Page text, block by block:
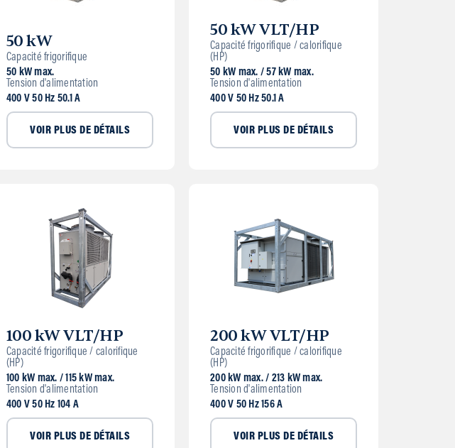
50 kW
Capacité frigorifique
50 kW max.
Tension d'alimentation
400 V 50 Hz 50.1 A
VOIR PLUS DE DÉTAILS
50 kW VLT/HP
Capacité frigorifique / calorifique
(HP)
50 kW max. / 57 kW max.
Tension d'alimentation
400 V 50 Hz 50.1 A
VOIR PLUS DE DÉTAILS
100 kW VLT/HP
Capacité frigorifique / calorifique
(HP)
100 kW max. / 115 kW max.
Tension d'alimentation
400 V 50 Hz 104 A
VOIR PLUS DE DÉTAILS
200 kW VLT/HP
Capacité frigorifique / calorifique
(HP)
200 kW max. / 213 kW max.
Tension d'alimentation
400 V 50 Hz 156 A
VOIR PLUS DE DÉTAILS